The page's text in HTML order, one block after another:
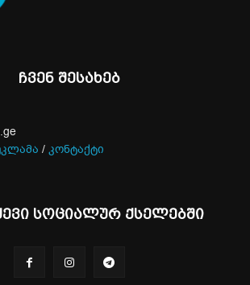
ჩვენ შესახებ
/ კონტაქტი
სოციალურ ქსელებში